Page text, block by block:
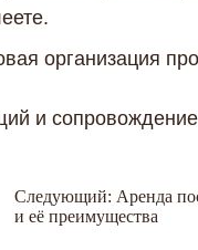
организация
и
Следующий: Аренда
и её преимущества